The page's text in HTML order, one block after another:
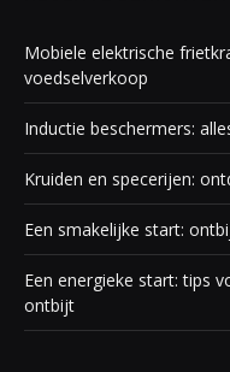
Mobiele elektrische
voedselverkoop
Inductie beschermers:
Kruiden en specerijen:
Een smakelijke start:
Een energieke start: tips
ontbijt